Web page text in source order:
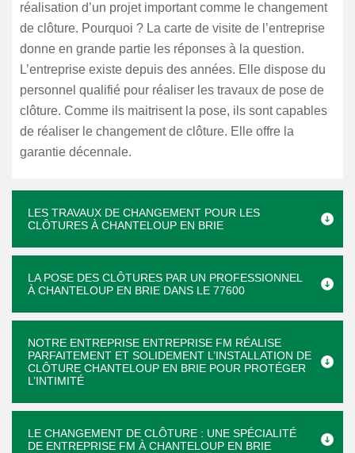
réalisation d’un projet important comme le changement
de clôture. Pourquoi ? La carte de visite de l’entreprise
donne en grande partie les réponses à la question.
L’entreprise existe depuis des années. Elle dispose du
personnel qualifié pour réaliser les travaux de pose de
clôture. Comme ils maitrisent la pose, ils sont capables
de réaliser le changement de clôture. Elle offre la
garantie décennale.
LES TRAVAUX DE CHANGEMENT POUR LES
CLÔTURES À CHANTELOUP EN BRIE
LA POSE DES CLÔTURES PAR UN PROFESSIONNEL
À CHANTELOUP EN BRIE DANS LE 77600
NOTRE ENTREPRISE ENTREPRISE FM RÉALISE
PARFAITEMENT ET SOLIDEMENT L’INSTALLATION DE
CLÔTURE CHANTELOUP EN BRIE POUR PROTÉGER
L’INTIMITÉ
LE CHANGEMENT DE CLÔTURE : UNE SPÉCIALITÉ
DE ENTREPRISE FM À CHANTELOUP EN BRIE